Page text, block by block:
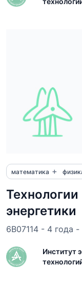
математика +
энергетики
6B07114 - 4 года
Институт